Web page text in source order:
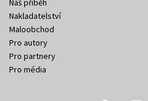
Náš příběh
Nakladatelství
Maloobchod
Pro autory
Pro partnery
Pro média